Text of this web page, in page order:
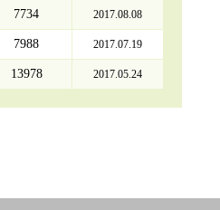
7734 2017.08.08
7988 2017.07.19
13978 2017.05.24